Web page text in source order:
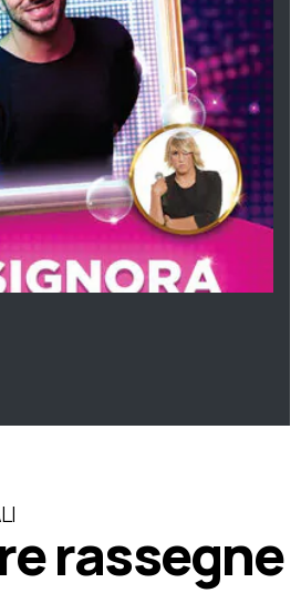
rassegne